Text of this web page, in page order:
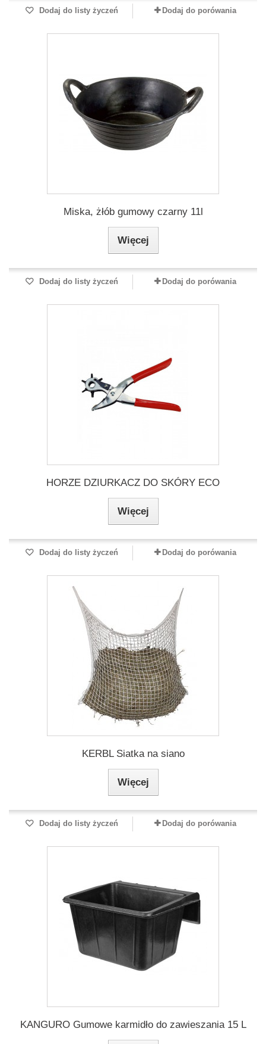
Dodaj do listy życzeń Dodaj do porówania
Miska, żłób gumowy czarny 11l
Więcej
Dodaj do listy życzeń Dodaj do porówania
HORZE DZIURKACZ DO SKÓRY ECO
Więcej
Dodaj do listy życzeń Dodaj do porówania
KERBL Siatka na siano
Więcej
Dodaj do listy życzeń Dodaj do porówania
KANGURO Gumowe karmidło do zawieszania 15 L